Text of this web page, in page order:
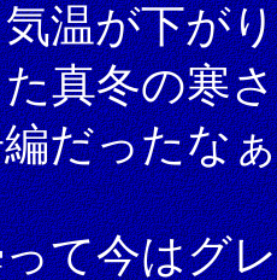
温が下が
真冬の寒
だったな
て今はグ